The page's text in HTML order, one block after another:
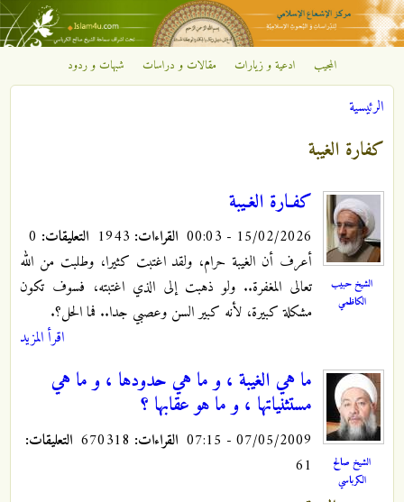
تجاوز إلى المحتوى الرئيسي
مركز
الإشعاع
الإسلامي
المجيب ادعية و زيارات مقالات و دراسات شبهات و ردود
أنت هنا
الرئيسية
كفارة الغيبة
الشيخ حبيب
الكاظمي
كفـارة الغـيبة
15/02/2026 - 00:03 القراءات: التعليقات:
أعرف أن الغيبة حرام، ولقد اغتبت كثيرا، وطلبت من الله
تعالى المغفرة.. ولو ذهبت إلى الذي اغتبته، فسوف تكون
مشكلة كبيرة، لأنه كبير السن وعصبي جدا.. فما الحل؟.
اقرأ المزيد
الشيخ صالح
الكرباسي
ما هي الغيبة ، و ما هي حدودها ، و ما هي
مستثنياتها ، و ما هو عقابها ؟
07/05/2009 - 07:15 القراءات:
التعليقات:
61